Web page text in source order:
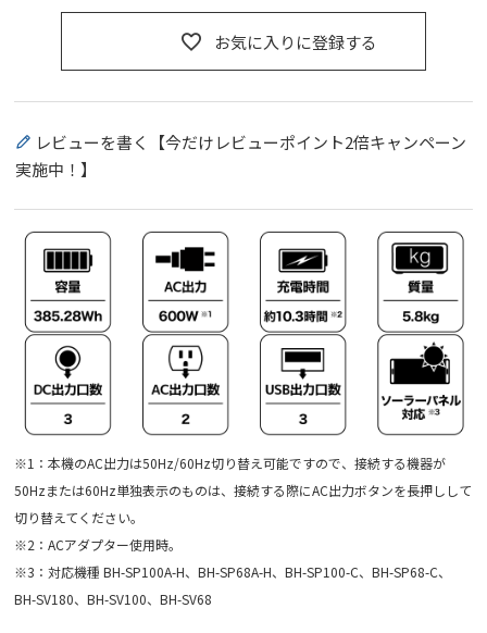
お気に入りに登録する
レビューを書く【今だけレビューポイント2倍キャンペーン
実施中！】
※1：本機のAC出力は50Hz/60Hz切り替え可能ですので、接続する機器が
50Hzまたは60Hz単独表示のものは、接続する際にAC出力ボタンを長押しして
切り替えてください。
※2：ACアダプター使用時。
※3：対応機種 BH-SP100A-H、BH-SP68A-H、BH-SP100-C、BH-SP68-C、
BH-SV180、BH-SV100、BH-SV68